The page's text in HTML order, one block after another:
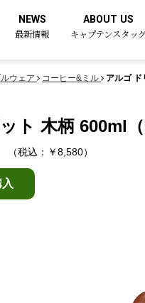
NEWS
最新情報
ABOUT US
キャプテンスタッ
ウェア コーヒー&ミル アルゴ ド
ト 木柄 600ml（
（税込：￥8,580）